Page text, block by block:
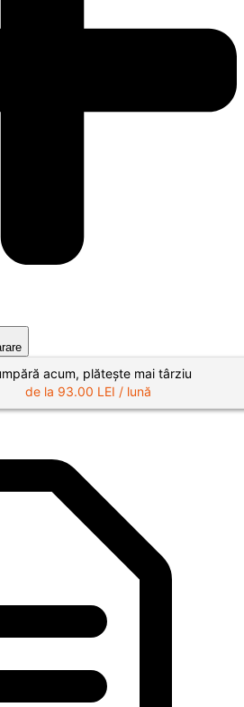
acum, plătește mai târziu
de la 93.00 LEI / lună